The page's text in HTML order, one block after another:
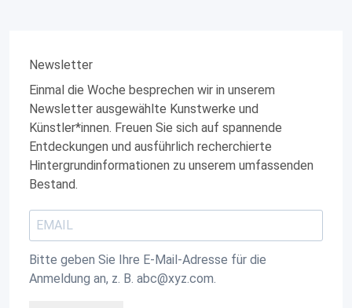
Newsletter
Einmal die Woche besprechen wir in unserem
Newsletter ausgewählte Kunstwerke und
Künstler*innen. Freuen Sie sich auf spannende
Entdeckungen und ausführlich recherchierte
Hintergrundinformationen zu unserem umfassenden
Bestand.
Bitte geben Sie Ihre E-Mail-Adresse für die
Anmeldung an, z. B. abc@xyz.com.